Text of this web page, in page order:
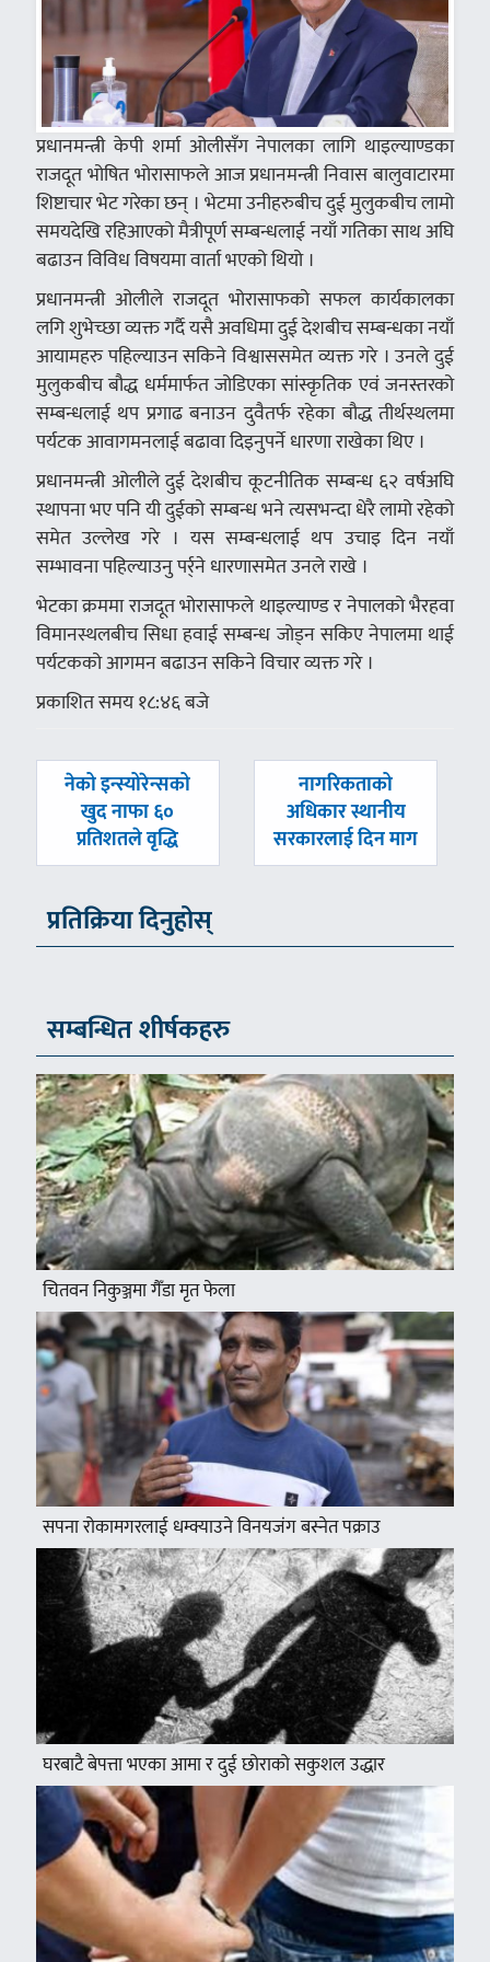
प्रधानमन्त्री केपी शर्मा ओलीसँग नेपालका लागि थाइल्याण्डका
राजदूत भोषित भोरासाफले आज प्रधानमन्त्री निवास बालुवाटारमा
शिष्टाचार भेट गरेका छन् । भेटमा उनीहरुबीच दुई मुलुकबीच लामो
समयदेखि रहिआएको मैत्रीपूर्ण सम्बन्धलाई नयाँ गतिका साथ अघि
बढाउन विविध विषयमा वार्ता भएको थियो ।
प्रधानमन्त्री ओलीले राजदूत भोरासाफको सफल कार्यकालका
लगि शुभेच्छा व्यक्त गर्दै यसै अवधिमा दुई देशबीच सम्बन्धका नयाँ
आयामहरु पहिल्याउन सकिने विश्वाससमेत व्यक्त गरे । उनले दुई
मुलुकबीच बौद्ध धर्ममार्फत जोडिएका सांस्कृतिक एवं जनस्तरको
सम्बन्धलाई थप प्रगाढ बनाउन दुवैतर्फ रहेका बौद्ध तीर्थस्थलमा
पर्यटक आवागमनलाई बढावा दिइनुपर्ने धारणा राखेका थिए ।
प्रधानमन्त्री ओलीले दुई देशबीच कूटनीतिक सम्बन्ध ६२ वर्षअघि
स्थापना भए पनि यी दुईको सम्बन्ध भने त्यसभन्दा धेरै लामो रहेको
समेत उल्लेख गरे । यस सम्बन्धलाई थप उचाइ दिन नयाँ
सम्भावना पहिल्याउनु पर्र्ने धारणासमेत उनले राखे ।
भेटका क्रममा राजदूत भोरासाफले थाइल्याण्ड र नेपालको भैरहवा
विमानस्थलबीच सिधा हवाई सम्बन्ध जोड्न सकिए नेपालमा थाई
पर्यटकको आगमन बढाउन सकिने विचार व्यक्त गरे ।
प्रकाशित समय १८:४६ बजे
पछिल्लाे
नेको इन्स्योरेन्सको
खुद नाफा ६०
प्रतिशतले वृद्धि
अघिल्लाे
-
नागरिकताको
अधिकार स्थानीय
सरकारलाई दिन माग
प्रतिक्रिया दिनुहोस्
सम्बन्धित शीर्षकहरु
चितवन निकुञ्जमा गैँडा मृत फेला
सपना रोकामगरलाई धम्क्याउने विनयजंग बस्नेत पक्राउ
घरबाटै बेपत्ता भएका आमा र दुई छोराको सकुशल उद्धार